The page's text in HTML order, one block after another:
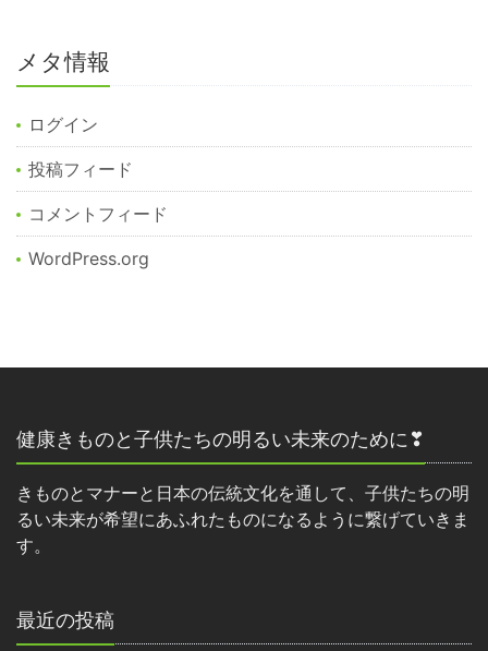
メタ情報
ログイン
投稿フィード
コメントフィード
WordPress.org
健康きものと子供たちの明るい未来のために❣
きものとマナーと日本の伝統文化を通して、子供たちの明
るい未来が希望にあふれたものになるように繋げていきま
す。
最近の投稿